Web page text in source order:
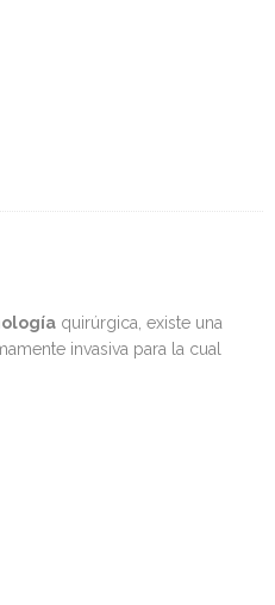
quirúrgica, existe una
invasiva para la cual